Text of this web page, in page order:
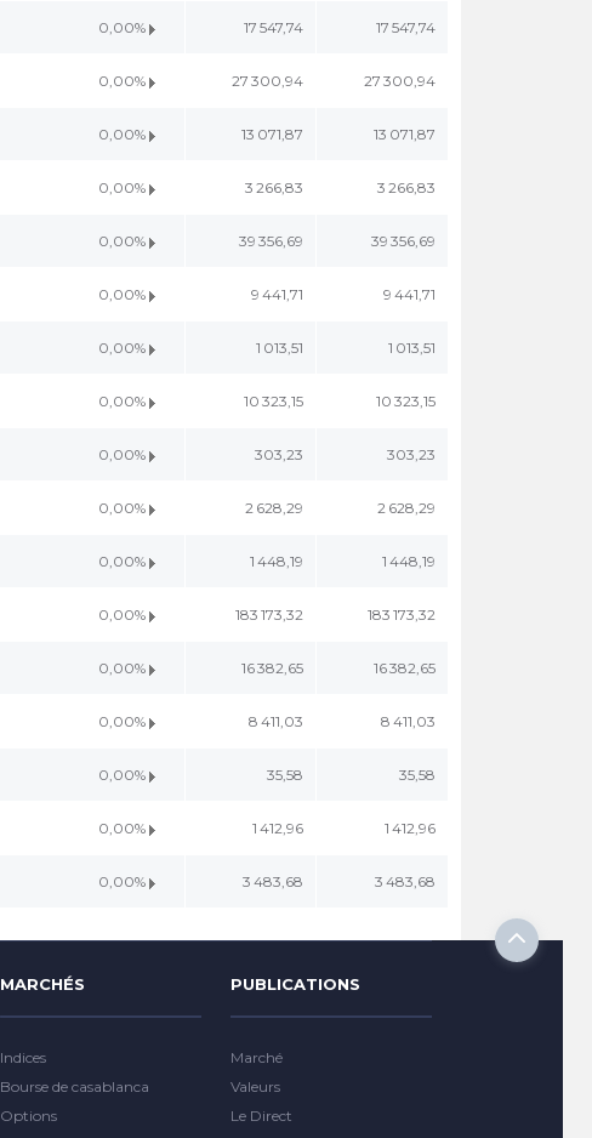
0,00% 17 547,74 17 547,74
0,00% 27 300,94 27 300,94
0,00% 13 071,87 13 071,87
0,00% 3 266,83 3 266,83
0,00% 39 356,69 39 356,69
0,00% 9 441,71 9 441,71
0,00% 1 013,51 1 013,51
0,00% 10 323,15 10 323,15
0,00% 303,23 303,23
0,00% 2 628,29 2 628,29
0,00% 1 448,19 1 448,19
0,00% 183 173,32 183 173,32
0,00% 16 382,65 16 382,65
0,00% 8 411,03 8 411,03
0,00% 35,58 35,58
0,00% 1 412,96 1 412,96
0,00% 3 483,68 3 483,68
MARCHÉS
Indices
Bourse de casablanca
Options
PUBLICATIONS
Marché
Valeurs
Le Direct